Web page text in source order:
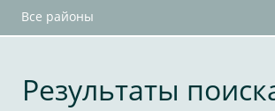
Все районы
Результаты